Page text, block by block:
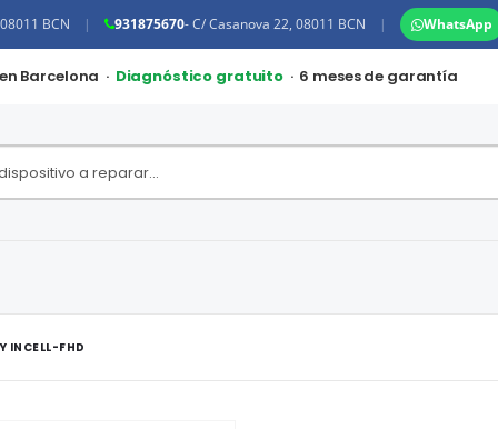
BCN | 931875670- C/ Casanova 22, 08011 BCN | WhatsApp
Barcelona · Diagnóstico gratuito · 6 meses de garantía
INCELL-FHD